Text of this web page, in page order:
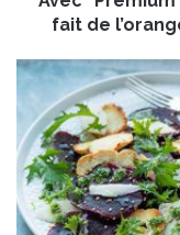
d
r
ô
m
e
fait de
S
a
a
d
d